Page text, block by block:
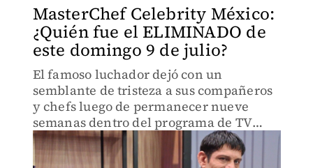
MasterChef Celebrity México:
¿Quién fue el ELIMINADO de
este domingo 9 de julio?
El famoso luchador dejó con un
semblante de tristeza a sus compañeros
y chefs luego de permanecer nueve
semanas dentro del programa de TV
Azteca.